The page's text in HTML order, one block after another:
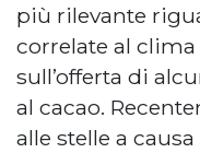
più rilevante
correlate al
sull’offerta di
al cacao.
alle stelle a